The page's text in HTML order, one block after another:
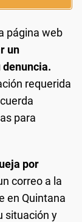
página web
un
requerida
para
por
correo a la
en Quintana
situación y